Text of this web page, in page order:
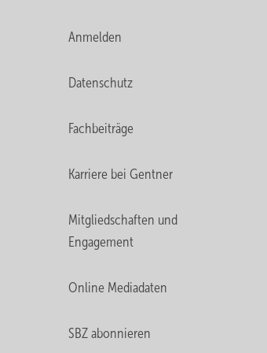
Anmelden
Datenschutz
Fachbeiträge
Karriere bei Gentner
Mitgliedschaften und
Engagement
Online Mediadaten
SBZ abonnieren